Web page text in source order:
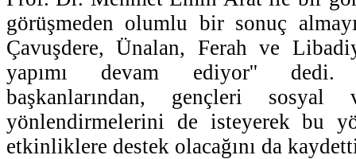
görüşmeden olumlu bir sonuç
Çavuşdere, Ünalan, Ferah ve
yapımı devam ediyor'' dedi.
başkanlarından, gençleri
yönlendirmelerini de isteyerek bu
etkinliklere destek olacağını da